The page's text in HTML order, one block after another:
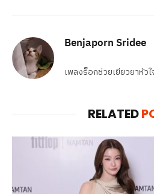
Benjaporn Sridee
เพลงร็อกช่วยเยียวยาหัวใ
RELATED